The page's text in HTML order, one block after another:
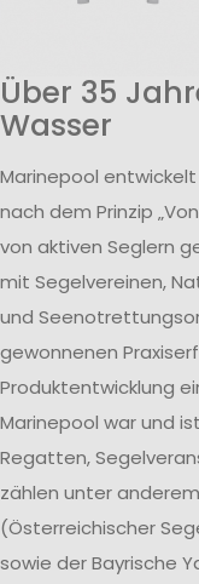
Über 35
Wasser
Marinepool
nach dem Prinzip
von aktiven Seglern
mit Segelvereinen,
und
gewonnenen
Produktentwicklung
Marinepool war und
Regatten,
zählen unter
(Österreichischer
sowie der Bayrische